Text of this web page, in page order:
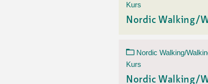
Kurs
Nordic Walking/
Nordic Walking/
Kurs
Nordic Walking/